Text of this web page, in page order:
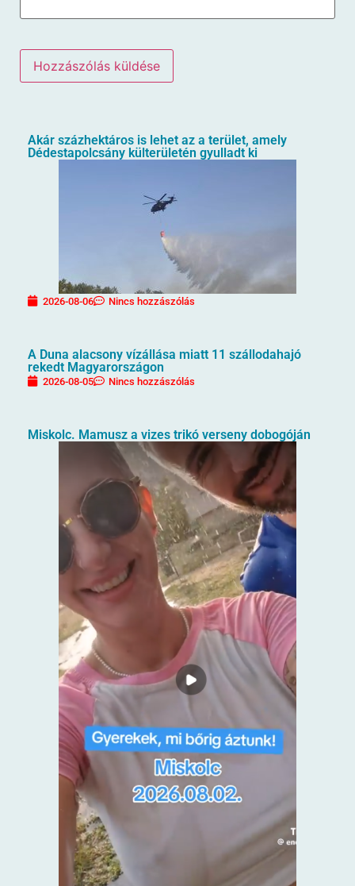
Akár százhektáros is lehet az a terület, amely
Dédestapolcsány külterületén gyulladt ki
2026-08-06 Nincs hozzászólás
A Duna alacsony vízállása miatt 11 szállodahajó
rekedt Magyarországon
2026-08-05 Nincs hozzászólás
Miskolc. Mamusz a vizes trikó verseny dobogóján